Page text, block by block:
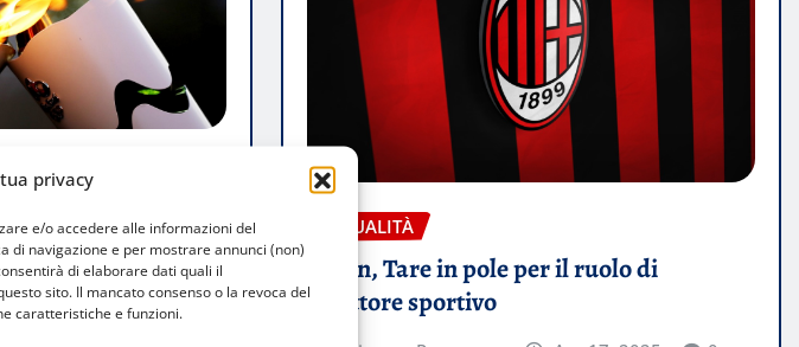
privacy
e/o accedere alle informazioni del
di navigazione e per mostrare annunci (non)
di elaborare dati quali il
sito. Il mancato consenso o la revoca del
caratteristiche e funzioni.
2026
e Schiavone
olimpica in
ATTUALITÀ
Milan, Tare in pole per il ruolo di
direttore sportivo